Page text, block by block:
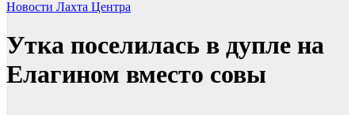
Новости Лахта Центра
Утка поселилась в дупле на
Елагином вместо совы